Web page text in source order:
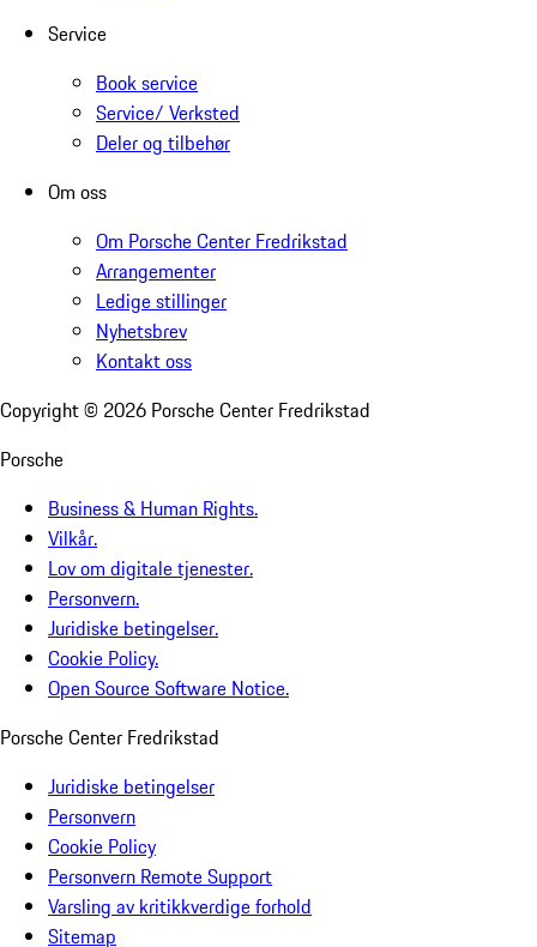
Service
Book service
Service/ Verksted
Deler og tilbehør
Om oss
Om Porsche Center Fredrikstad
Arrangementer
Ledige stillinger
Nyhetsbrev
Kontakt oss
Copyright © 2026 Porsche Center Fredrikstad
Porsche
Business & Human Rights.
Vilkår.
Lov om digitale tjenester.
Personvern.
Juridiske betingelser.
Cookie Policy.
Open Source Software Notice.
Porsche Center Fredrikstad
Juridiske betingelser
Personvern
Cookie Policy
Personvern Remote Support
Varsling av kritikkverdige forhold
Sitemap